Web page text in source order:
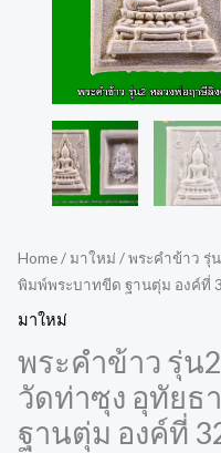
Home/ มาใหม่ / พระคำข้าว รุ่
พิมพ์พระบาทขีด ฐานตุ่ม องค์ที่
มาใหม่
พระคำข้าว รุ่น
วัดท่าซุง อุทัยธ
ฐานตุ่ม องค์ที่